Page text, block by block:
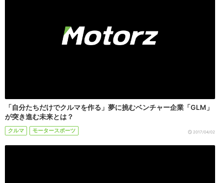
「自分たちだけでクルマを作る」夢に挑むベンチャー企業「GLM」
が突き進む未来とは？
クルマ モータースポーツ 2017/04/02